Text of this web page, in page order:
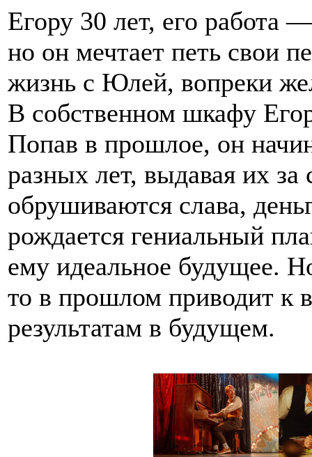
Егору 30 лет, его работа
но он мечтает петь свои
жизнь с Юлей, вопреки
В собственном шкафу
Попав в прошлое, он
разных лет, выдавая их
обрушиваются слава,
рождается гениальный
ему идеальное будущее.
то в прошлом приводит к
результатам в будущем.